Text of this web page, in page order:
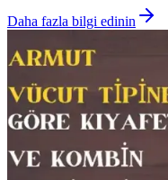
Daha fazla bilgi edinin